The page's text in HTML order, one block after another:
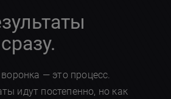
— это процесс.
идут постепенно, но как